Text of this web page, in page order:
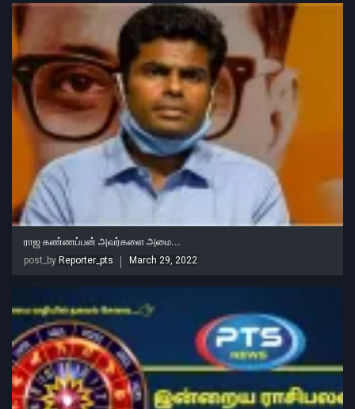
ராஜ கண்ணப்பன் அவர்களை அமை...
post_by Reporter_pts March 29, 2022